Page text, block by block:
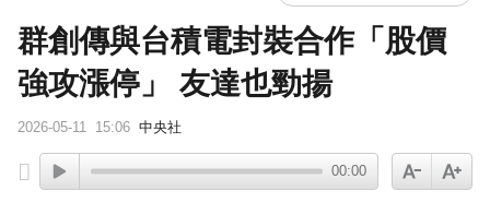
群創傳與台積電封裝合作「股價
強攻漲停」 友達也勁揚
2026-05-11 15:06 中央社
00:00